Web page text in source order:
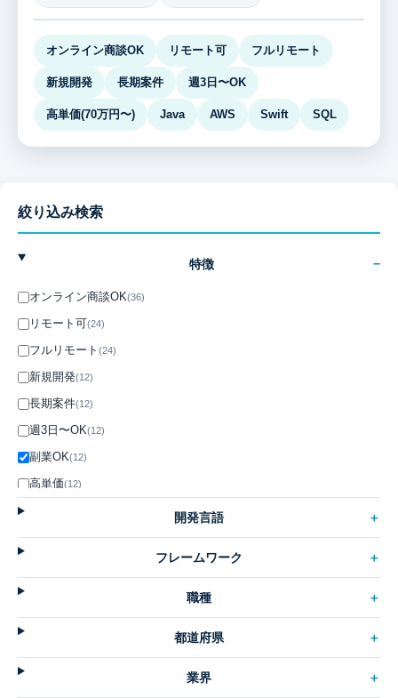
オンライン商談OK リモート可 フルリモート
新規開発 長期案件 週3日〜OK
高単価(70万円〜) Java AWS Swift SQL
絞り込み検索
特徴
オンライン商談OK(36)
リモート可(24)
フルリモート (24)
新規開発(12)
長期案件(12)
週3日〜OK(12)
副業OK(12)
高単価(12)
英語活用(0)
開発言語
フレームワーク
職種
都道府県
業界